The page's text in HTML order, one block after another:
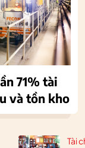
Tài
71% tài
và tồn kho